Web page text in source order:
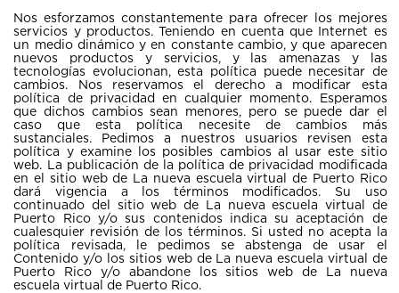
Nos esforzamos constantemente para ofrecer los mejores
servicios y productos. Teniendo en cuenta que Internet es
un medio dinámico y en constante cambio, y que aparecen
nuevos productos y servicios, y las amenazas y las
tecnologías evolucionan, esta política puede necesitar de
cambios. Nos reservamos el derecho a modificar esta
política de privacidad en cualquier momento. Esperamos
que dichos cambios sean menores, pero se puede dar el
caso que esta política necesite de cambios más
sustanciales. Pedimos a nuestros usuarios revisen esta
política y examine los posibles cambios al usar este sitio
web. La publicación de la política de privacidad modificada
en el sitio web de La nueva escuela virtual de Puerto Rico
dará vigencia a los términos modificados. Su uso
continuado del sitio web de La nueva escuela virtual de
Puerto Rico y/o sus contenidos indica su aceptación de
cualesquier revisión de los términos. Si usted no acepta la
política revisada, le pedimos se abstenga de usar el
Contenido y/o los sitios web de La nueva escuela virtual de
Puerto Rico y/o abandone los sitios web de La nueva
escuela virtual de Puerto Rico.